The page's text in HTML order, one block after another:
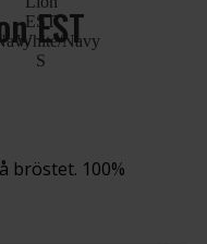
EST
bröstet. 100%